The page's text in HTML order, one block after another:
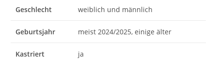
Geschlecht weiblich und männlich
Geburtsjahr meist 2024/2025, einige älter
Kastriert ja